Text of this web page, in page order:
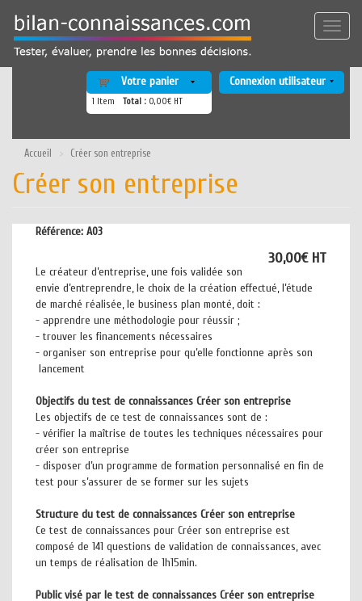
contenu
principal
Toggle
Votre panier
1 Item Total : 0,00€ HT
Connexion utilisateur
Accueil Créer son entreprise
Créer son entreprise
Référence: A03
30,00€ HT
Le créateur d’entreprise, une fois validée son
envie d’entreprendre, le choix de la création effectué, l’étude
de marché réalisée, le business plan monté, doit :
- apprendre une méthodologie pour réussir ;
- trouver les financements nécessaires
- organiser son entreprise pour qu’elle fonctionne après son
lancement
Objectifs du test de connaissances Créer son entreprise
Les objectifs de ce test de connaissances sont de :
- vérifier la maîtrise de toutes les techniques nécessaires pour
créer son entreprise
- disposer d’un programme de formation personnalisé en fin de
test pour s’assurer de se former sur les sujets
Structure du test de connaissances Créer son entreprise
Ce test de connaissances pour Créer son entreprise est
composé de 141 questions de validation de connaissances, avec
un temps de réalisation de 1h15min.
Public visé par le test de connaissances Créer son entreprise